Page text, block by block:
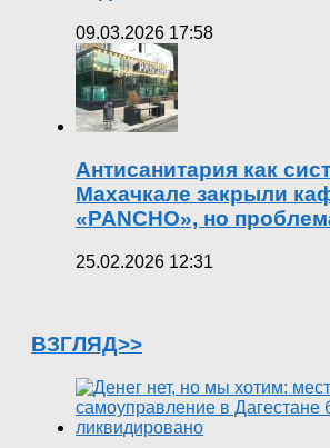
09.03.2026 17:58
Антисанитария как
Махачкале закрыли
«PANCHO», но
25.02.2026 12:31
ВЗГЛЯД>>